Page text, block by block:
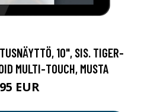
10", SIS. TIGER-
MULTI-TOUCH, MUSTA
EUR